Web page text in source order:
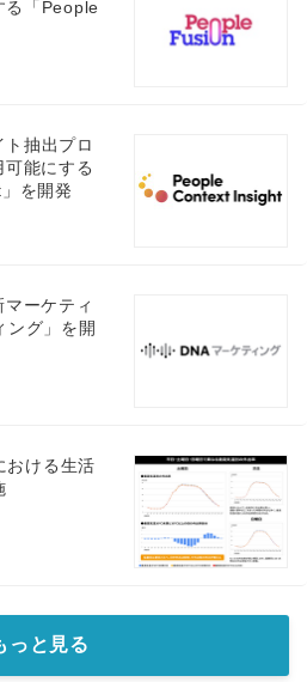
る「People
抽出プロ
能にする
を開発
ーケティ
ング」を開
おける生活
っと見る